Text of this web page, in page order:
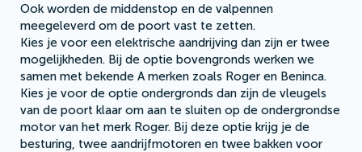
Ook worden de middenstop en de valpennen
meegeleverd om de poort vast te zetten.
Kies je voor een elektrische aandrijving dan zijn er twee
mogelijkheden. Bij de optie bovengronds werken we
samen met bekende A merken zoals Roger en Beninca.
Kies je voor de optie ondergronds dan zijn de vleugels
van de poort klaar om aan te sluiten op de ondergrondse
motor van het merk Roger. Bij deze optie krijg je de
besturing, twee aandrijfmotoren en twee bakken voor